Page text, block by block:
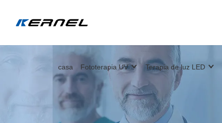
casa Fototerapia UV Terapia de luz LED